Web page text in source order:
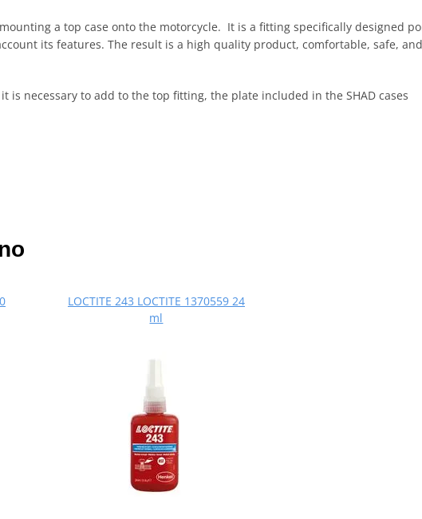
a top case onto the motorcycle. It is a fitting specifically designed
its features. The result is a high quality product, comfortable, safe, and
is necessary to add to the top fitting, the plate included in the SHAD cases
LOCTITE 243 LOCTITE 1370559 24
ml